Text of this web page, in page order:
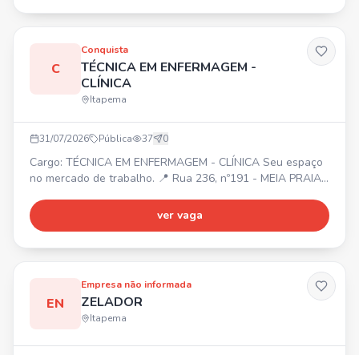
C
Conquista
TÉCNICA EM ENFERMAGEM -
CLÍNICA
Itapema
31/07/2026 Pública 37 0
Cargo: TÉCNICA EM ENFERMAGEM - CLÍNICA Seu espaço
no mercado de trabalho. 📍 Rua 236, nº191 - MEIA PRAIA
ver vaga
EN
Empresa não informada
ZELADOR
Itapema